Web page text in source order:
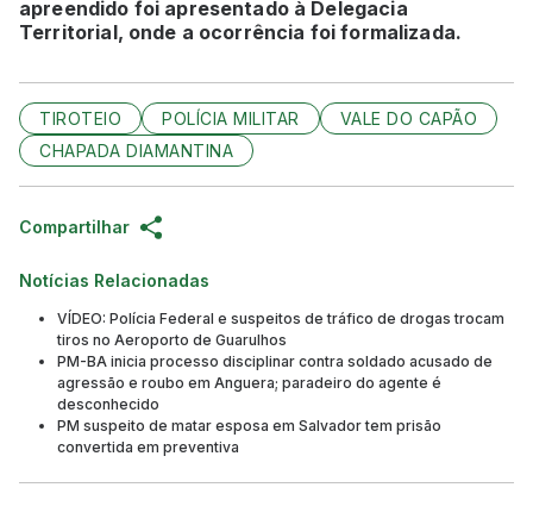
apreendido foi apresentado à Delegacia
Territorial, onde a ocorrência foi formalizada.
TIROTEIO POLÍCIA MILITAR
VALE DO CAPÃO
CHAPADA DIAMANTINA
Compartilhar
Notícias Relacionadas
VÍDEO: Polícia Federal e suspeitos de tráfico de drogas trocam
tiros no Aeroporto de Guarulhos
PM-BA inicia processo disciplinar contra soldado acusado de
agressão e roubo em Anguera; paradeiro do agente é
desconhecido
PM suspeito de matar esposa em Salvador tem prisão
convertida em preventiva